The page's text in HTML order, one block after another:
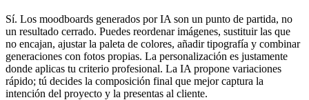
Sí. Los moodboards generados por IA son un punto de partida, no
un resultado cerrado. Puedes reordenar imágenes, sustituir las que
no encajan, ajustar la paleta de colores, añadir tipografía y combinar
generaciones con fotos propias. La personalización es justamente
donde aplicas tu criterio profesional. La IA propone variaciones
rápido; tú decides la composición final que mejor captura la
intención del proyecto y la presentas al cliente.